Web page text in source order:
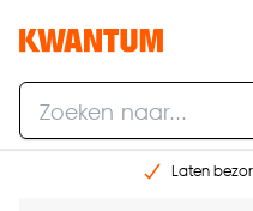
Laten